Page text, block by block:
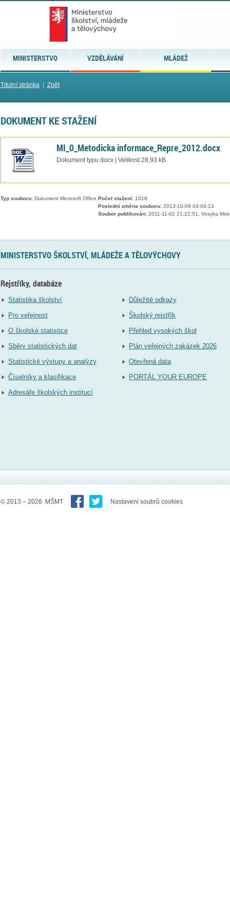
MINISTERSTVO VZDĚLÁVÁNÍ MLÁDEŽ
Titulní stránka| Zpět
DOKUMENT KE STAŽENÍ
MI_0_Metodicka informace_Repre_2012.docx
Dokument typu docx | Velikost 28,93 kB
Typ souboru:Dokument Microsoft Office. Počet stažení:1016
Poslední změna souboru:2013-10-09 04:04:13
Soubor publikován:2011-11-02 21:22:51, Vosyka
MINISTERSTVO ŠKOLSTVÍ, MLÁDEŽE A TĚLOVÝCHOVY
Rejstříky, databáze
Statistika školství
Pro veřejnost
O školské statistice
Sběry statistických dat
Statistické výstupy a analýzy
Číselníky a klasifikace
Adresáře školských institucí
Důležité odkazy
Školský rejstřík
Přehled vysokých škol
Plán veřejných zakázek 2026
Otevřená data
PORTÁL YOUR EUROPE
© 2013 – 2026 MŠMT Nastavení soubrů cookies